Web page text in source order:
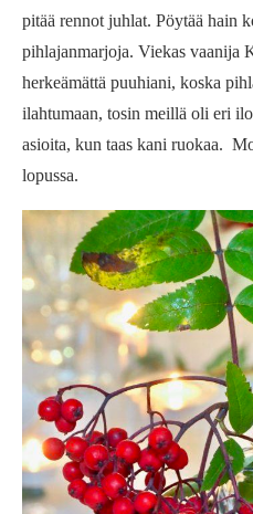
pitää rennot juhlat. Pöytää hain
pihlajanmarjoja. Viekas vaanija
herkeämättä puuhiani, koska
ilahtumaan, tosin meillä oli eri
asioita, kun taas kani ruokaa.
lopussa.